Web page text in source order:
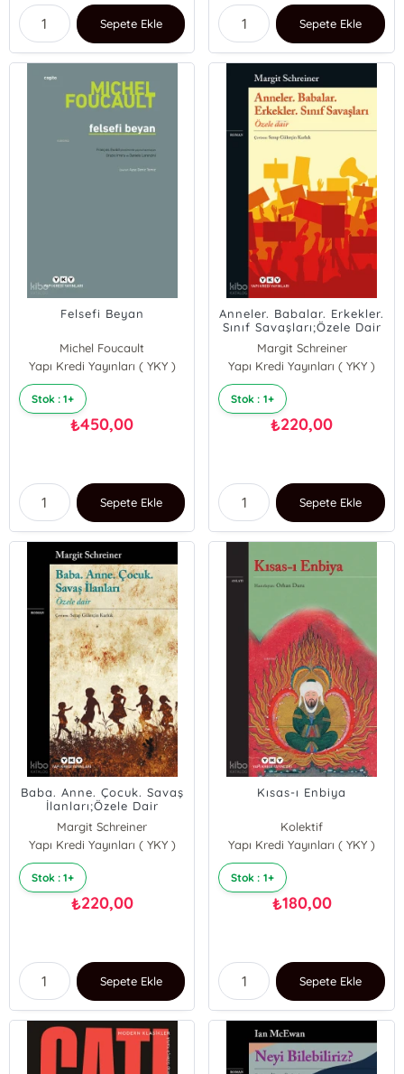
Sepete Ekle Sepete Ekle
Felsefi Beyan
Michel Foucault
Yapı Kredi Yayınları ( YKY )
Stok : 1+
₺450,00
Sepete Ekle
Anneler. Babalar. Erkekler.
Sınıf Savaşları;Özele Dair
Margit Schreiner
Yapı Kredi Yayınları ( YKY )
Stok : 1+
₺220,00
Sepete Ekle
Baba. Anne. Çocuk. Savaş
İlanları;Özele Dair
Margit Schreiner
Yapı Kredi Yayınları ( YKY )
Stok : 1+
₺220,00
Sepete Ekle
Kısas-ı Enbiya
Kolektif
Yapı Kredi Yayınları ( YKY )
Stok : 1+
₺180,00
Sepete Ekle